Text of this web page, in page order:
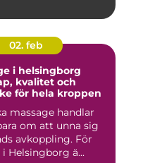
02. feb
i helsingborg
kvalitet och
för hela kroppen
massage handlar
om att unna sig
avkoppling. För
Helsingborg ä...